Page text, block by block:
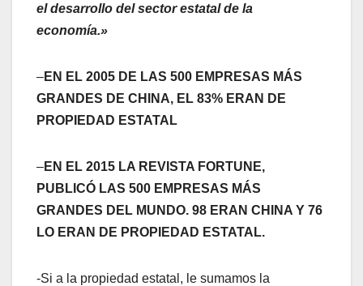
el desarrollo del sector estatal de la
economía.»
–EN EL 2005 DE LAS 500 EMPRESAS MÁS
GRANDES DE CHINA, EL 83% ERAN DE
PROPIEDAD ESTATAL
–EN EL 2015 LA REVISTA FORTUNE,
PUBLICÓ LAS 500 EMPRESAS MÁS
GRANDES DEL MUNDO. 98 ERAN CHINA Y 76
LO ERAN DE PROPIEDAD ESTATAL.
-Si a la propiedad estatal, le sumamos la